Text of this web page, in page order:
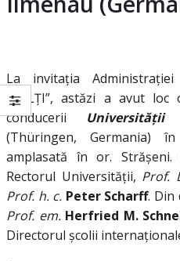
La invitația
”BĂLȚI”, astăzi a avut
conducerii
(Thüringen, Germania)
amplasată în or.
Rectorul Universității, Prof.
Prof. h. c. Peter Scharff. Din
Prof. em. Herfried M.
Directorul școlii